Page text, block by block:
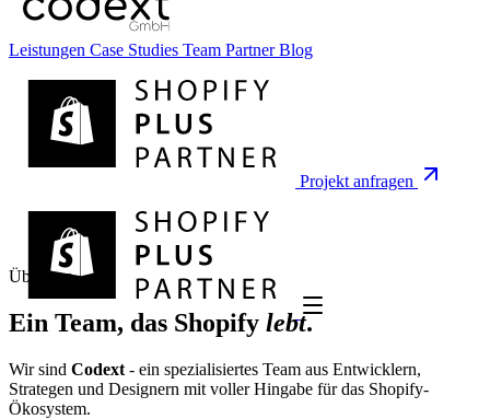
Leistungen Case Studies Team PartnerBlog
Projekt anfragen
Über uns
Ein Team, das Shopify lebt.
Wir sind Codext - ein spezialisiertes Team aus Entwicklern,
Strategen und Designern mit voller Hingabe für das Shopify-
Ökosystem.